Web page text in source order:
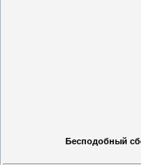
Бесподобный